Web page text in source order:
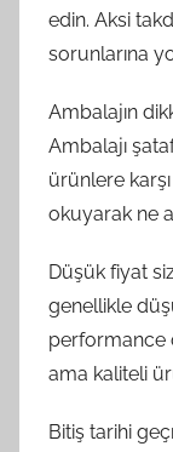
edin. Aksi
sorunlarına
Ambalajın
Ambalajı
ürünlere
okuyarak ne
Düşük fiyat
genellikle
performance
ama kaliteli
Bitiş tarihi